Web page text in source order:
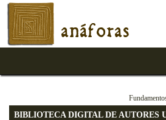
anáforas
BIBLIOTECA DIGITAL DE AUTORES